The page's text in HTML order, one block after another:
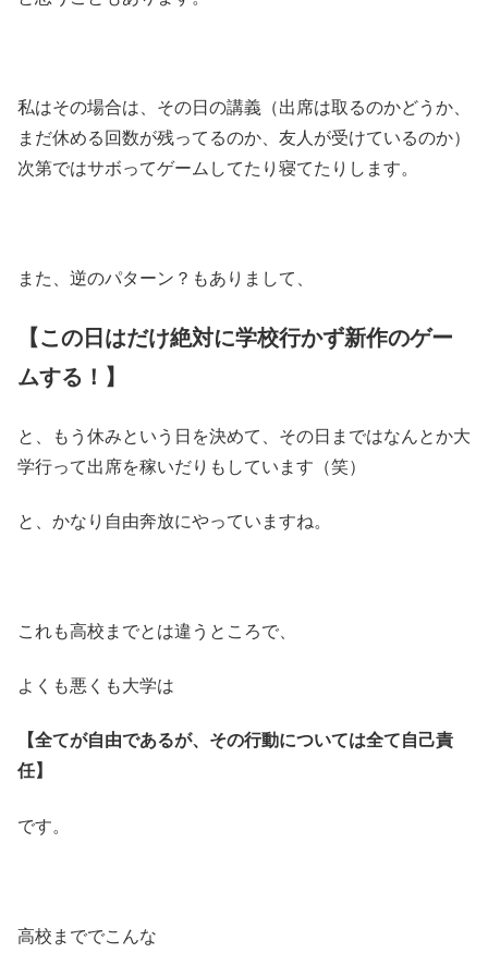
私はその場合は、その日の講義（出席は取るのかどうか、
まだ休める回数が残ってるのか、友人が受けているのか）
次第ではサボってゲームしてたり寝てたりします。
また、逆のパターン？もありまして、
【この日はだけ絶対に学校行かず新作のゲー
ムする！】
と、もう休みという日を決めて、その日まではなんとか大
学行って出席を稼いだりもしています（笑）
と、かなり自由奔放にやっていますね。
これも高校までとは違うところで、
よくも悪くも大学は
【全てが自由であるが、その行動については全て自己責
任】
です。
高校まででこんな